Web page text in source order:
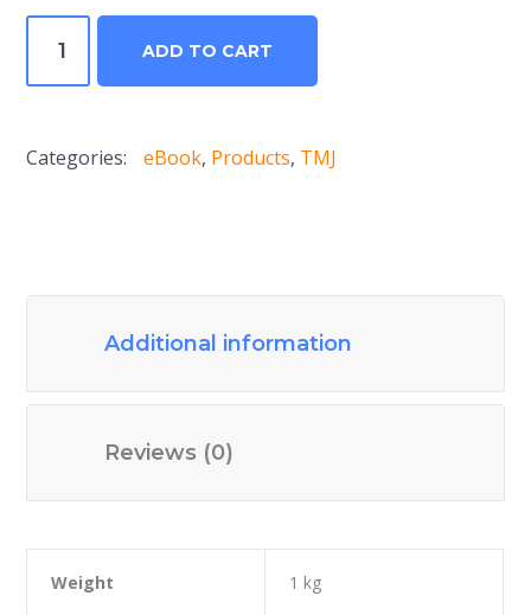
Journal
No.1
ADD TO CART
Categories: eBook, Products, TMJ
Additional information
Reviews (0)
Weight 1 kg